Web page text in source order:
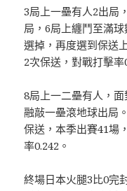
3局上一壘有人2出局
局，6局上纏鬥至滿
選掉，再度選到保送
2次保送，對戰打擊率
8局上一二壘有人，
融敲一壘滾地球出局
保送，本季出賽41場
率0.242。
終場日本火腿3比0完